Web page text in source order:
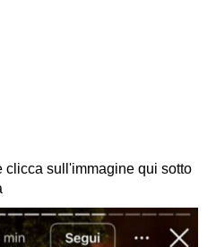
clicca sull'immagine qui sotto